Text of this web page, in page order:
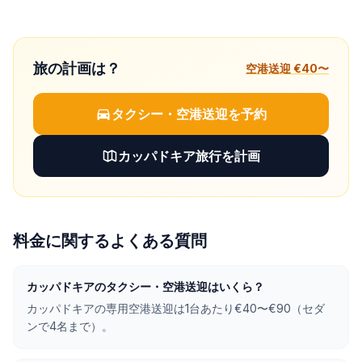
旅の計画は？ 空港送迎 €40〜
タクシー・空港送迎を予約
カッパドキア旅行を計画
料金に関するよくある質問
カッパドキアのタクシー・空港送迎はいくら？
カッパドキアの専用空港送迎は1台あたり€40〜€90（セダ
ンで4名まで）。